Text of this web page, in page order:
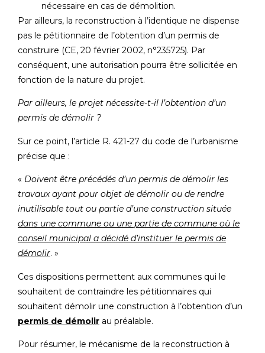
nécessaire en cas de démolition.
Par ailleurs, la reconstruction à l’identique ne dispense
pas le pétitionnaire de l’obtention d’un permis de
construire (CE, 20 février 2002, n°235725). Par
conséquent, une autorisation pourra être sollicitée en
fonction de la nature du projet.
Par ailleurs, le projet nécessite-t-il l’obtention d’un
permis de démolir ?
Sur ce point, l’article R. 421-27 du code de l’urbanisme
précise que :
« Doivent être précédés d’un permis de démolir les
travaux ayant pour objet de démolir ou de rendre
inutilisable tout ou partie d’une construction située
dans une commune ou une partie de commune où le
conseil municipal a décidé d’instituer le permis de
démolir. »
Ces dispositions permettent aux communes qui le
souhaitent de contraindre les pétitionnaires qui
souhaitent démolir une construction à l’obtention d’un
permis de démolir au préalable.
Pour résumer, le mécanisme de la reconstruction à